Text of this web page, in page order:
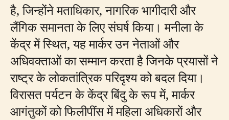
है, जिन्होंने मताधिकार, नागरिक भागीदारी और
लैंगिक समानता के लिए संघर्ष किया। मनीला के
केंद्र में स्थित, यह मार्कर उन नेताओं और
अधिवक्ताओं का सम्मान करता है जिनके प्रयासों ने
राष्ट्र के लोकतांत्रिक परिदृश्य को बदल दिया।
विरासत पर्यटन के केंद्र बिंदु के रूप में, मार्कर
आगंतुकों को फिलीपींस में महिला अधिकारों और